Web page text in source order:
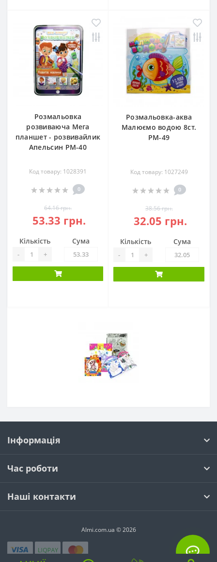
Розмальовка
розвиваюча Мега
планшет - розвивайлик
Апельсин РМ-40
Код товару: 1028391
0
64.16 грн.
53.33 грн.
Кількість
- +
Сума
Розмальовка-аква
Малюємо водою 8ст.
РМ-49
Код товару: 1027249
0
38.56 грн.
32.05 грн.
Кількість
- +
Сума
Інформація
Час роботи
Наші контакти
Almi.com.ua © 2026